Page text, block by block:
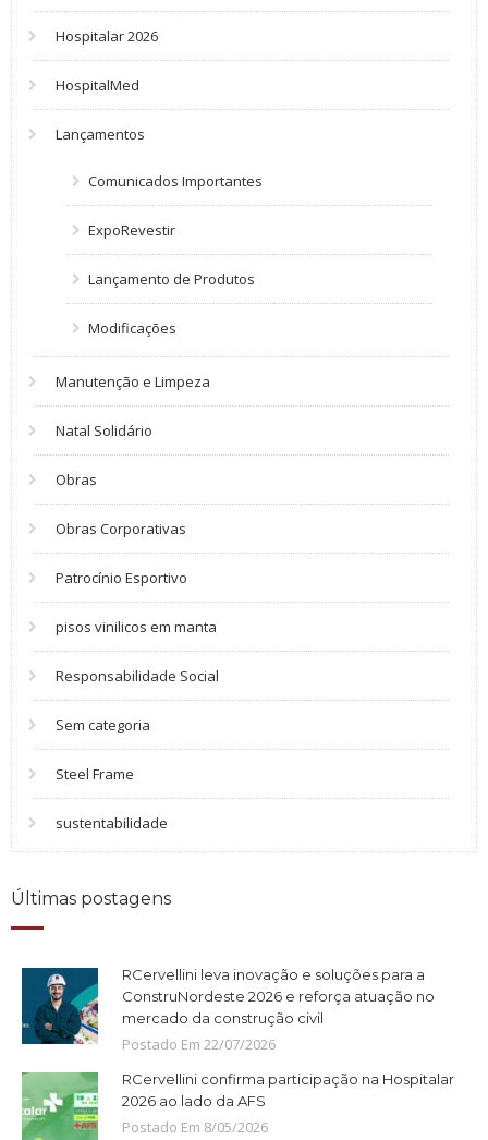
Hospitalar 2026
HospitalMed
Lançamentos
Comunicados Importantes
ExpoRevestir
Lançamento de Produtos
Modificações
Manutenção e Limpeza
Natal Solidário
Obras
Obras Corporativas
Patrocínio Esportivo
pisos vinilicos em manta
Responsabilidade Social
Sem categoria
Steel Frame
sustentabilidade
Últimas postagens
RCervellini leva inovação e soluções para a
ConstruNordeste 2026 e reforça atuação no
mercado da construção civil
Postado Em 22/07/2026
RCervellini confirma participação na Hospitalar
2026 ao lado da AFS
Postado Em 8/05/2026